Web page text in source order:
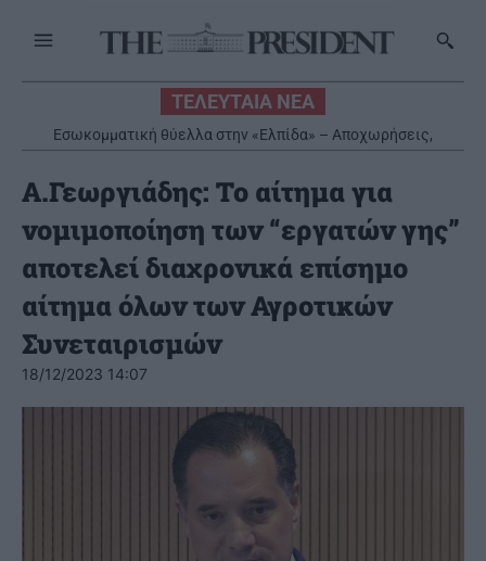
ΤΕΛΕΥΤΑΙΑ ΝΕΑ
Εσωκομματική θύελλα στην «Ελπίδα» – Αποχωρήσεις,
καταγγελίες και μάχη για την επόμενη ημέρα
Α.Γεωργιάδης: Το αίτημα για
νομιμοποίηση των “εργατών γης”
αποτελεί διαχρονικά επίσημο
αίτημα όλων των Αγροτικών
Συνεταιρισμών
18/12/2023 14:07